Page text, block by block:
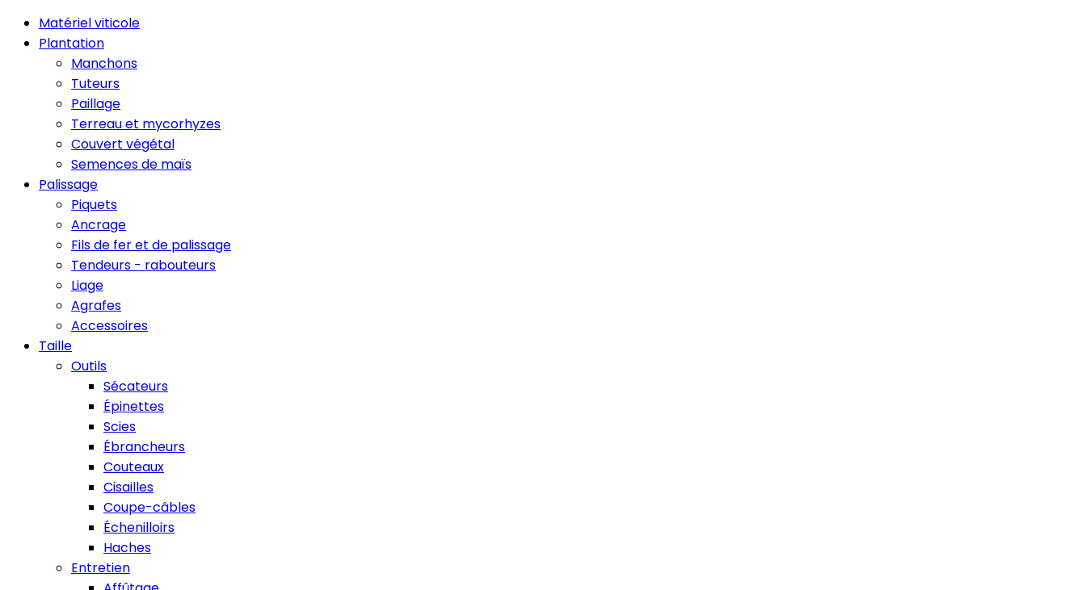
Matériel viticole
Plantation
Manchons
Tuteurs
Paillage
Terreau et mycorhyzes
Couvert végétal
Semences de maïs
Palissage
Piquets
Ancrage
Fils de fer et de palissage
Tendeurs - rabouteurs
Liage
Agrafes
Accessoires
Taille
Outils
Sécateurs
Épinettes
Scies
Ébrancheurs
Couteaux
Cisailles
Coupe-câbles
Échenilloirs
Haches
Entretien